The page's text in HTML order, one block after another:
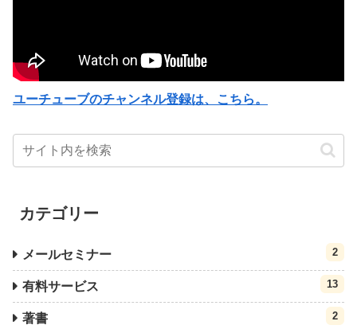
ユーチューブのチャンネル登録は、こちら。
カテゴリー
メールセミナー 2
有料サービス 13
著書 2